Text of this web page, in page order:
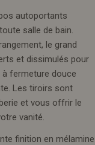
autoportants
salle de bain.
le grand
et dissimulés pour
fermeture douce
Les tiroirs sont
et vous offrir le
vanité.
finition en mélamine